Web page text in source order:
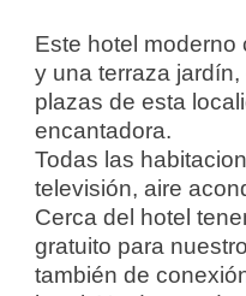
Este hotel moderno
y una terraza
plazas de esta
encantadora.
Todas las
televisión, aire
Cerca del hotel
gratuito para
también de